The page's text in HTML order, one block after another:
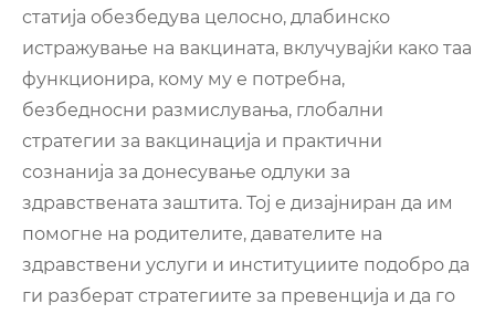
статија обезбедува целосно, длабинско
истражување на вакцината, вклучувајќи како таа
функционира, кому му е потребна,
безбедносни размислувања, глобални
стратегии за вакцинација и практични
сознанија за донесување одлуки за
здравствената заштита. Тој е дизајниран да им
помогне на родителите, давателите на
здравствени услуги и институциите подобро да
ги разберат стратегиите за превенција и да го